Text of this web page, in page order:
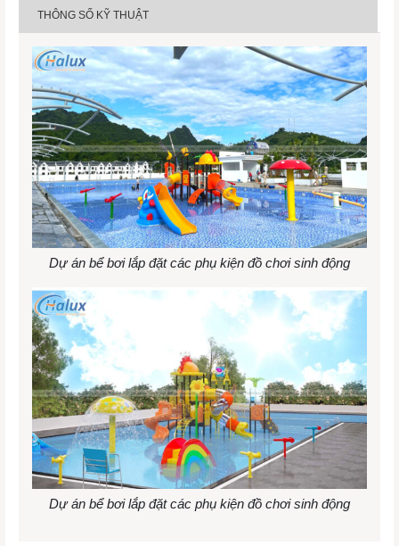
THÔNG SỐ KỸ THUẬT
Dự án bể bơi lắp đặt các phụ kiện đồ chơi sinh động
Dự án bể bơi lắp đặt các phụ kiện đồ chơi sinh động